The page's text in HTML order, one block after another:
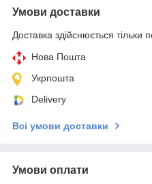
Умови доставки
Доставка здійснюється тільки
Нова Пошта
Укрпошта
Delivery
Всі умови доставки
Умови оплати